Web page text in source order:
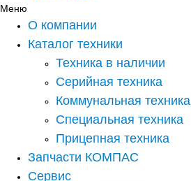
Меню
О компании
Каталог техники
Техника в наличии
Серийная техника
Коммунальная техника
Специальная техника
Прицепная техника
Запчасти КОМПАС
Сервис